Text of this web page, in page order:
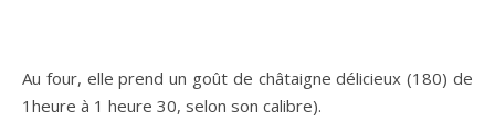
Au four, elle prend un goût de châtaigne délicieux (180) de
1heure à 1 heure 30, selon son calibre).